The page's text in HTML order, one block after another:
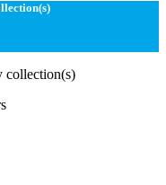
collection(s)